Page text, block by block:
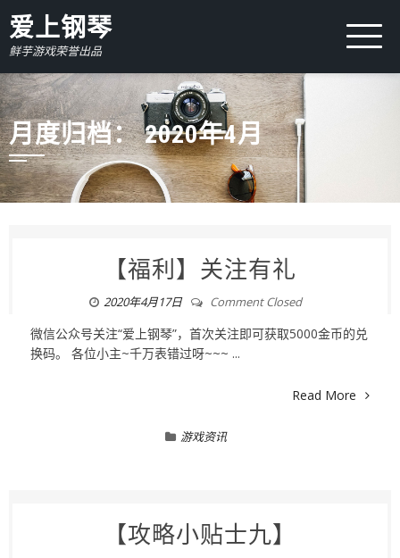
爱上钢琴
鲜芋游戏荣誉出品
月度归档：2020年4月
【福利】关注有礼
2020年4月17日 Comment Closed
微信公众号关注“爱上钢琴”，首次关注即可获取5000金币的兑
换码。 各位小主~千万表错过呀~~~ ...
Read More
游戏资讯
【攻略小贴士九】